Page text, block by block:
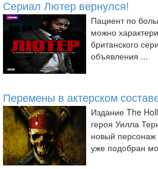
Сериал Лютер вернулся!
Пациент по
можно
британского
объявления ...
Перемены в актерском
Издание The
героя Уилла
новый персонаж
уже подобран